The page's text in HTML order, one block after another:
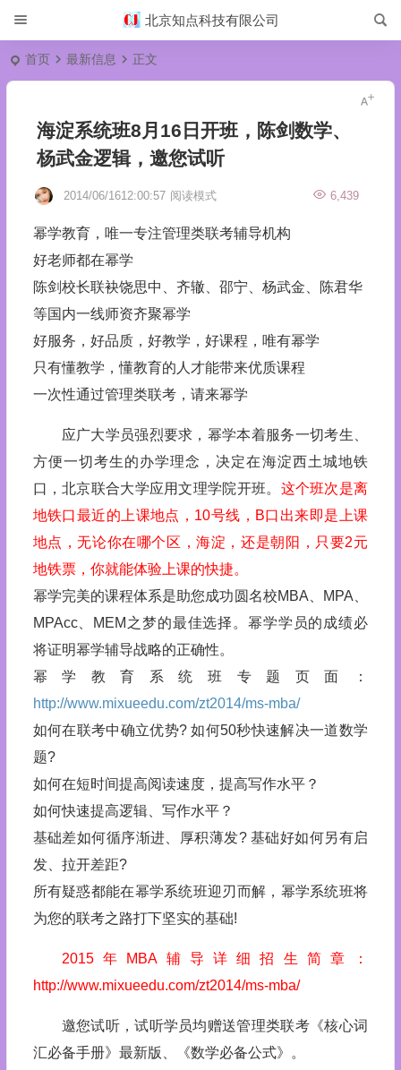
北京知点科技有限公司
首页 最新信息 正文
海淀系统班8月16日开班，陈剑数学、
杨武金逻辑，邀您试听
2014/06/1612:00:57 6,439
阅读模式
幂学教育，唯一专注管理类联考辅导机构
好老师都在幂学
陈剑校长联袂饶思中、齐辙、邵宁、杨武金、陈君华
等国内一线师资齐聚幂学
好服务，好品质，好教学，好课程，唯有幂学
只有懂教学，懂教育的人才能带来优质课程
一次性通过管理类联考，请来幂学
应广大学员强烈要求，幂学本着服务一切考生、
方便一切考生的办学理念，决定在海淀西土城地铁
口，北京联合大学应用文理学院开班。 这个班次是离
地铁口最近的上课地点，10号线，B口出来即是上课
地点，无论你在哪个区，海淀，还是朝阳，只要2元
地铁票，你就能体验上课的快捷。
幂学完美的课程体系是助您成功圆名校MBA、MPA、
MPAcc、MEM之梦的最佳选择。幂学学员的成绩必
将证明幂学辅导战略的正确性。
幂学教育系统班专题页面：
http://www.mixueedu.com/zt2014/ms-mba/
如何在联考中确立优势? 如何50秒快速解决一道数学
题?
如何在短时间提高阅读速度，提高写作水平？
如何快速提高逻辑、写作水平？
基础差如何循序渐进、厚积薄发? 基础好如何另有启
发、拉开差距?
所有疑惑都能在幂学系统班迎刃而解，幂学系统班将
为您的联考之路打下坚实的基础!
2015年MBA辅导详细招生简章：
http://www.mixueedu.com/zt2014/ms-mba/
邀您试听，试听学员均赠送管理类联考《核心词
汇必备手册》最新版、《数学必备公式》。